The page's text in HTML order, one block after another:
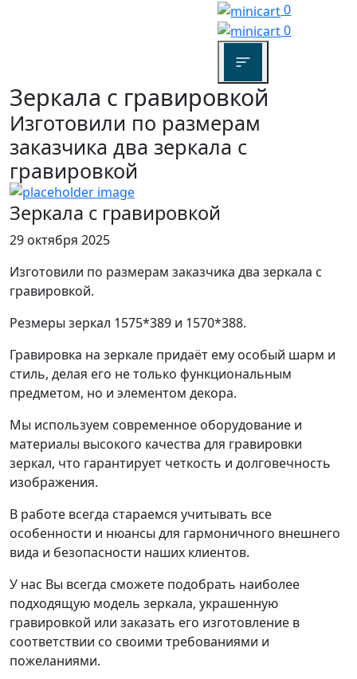
0
0
Зеркала с гравировкой
Изготовили по размерам
заказчика два зеркала с
гравировкой
Зеркала с гравировкой
29 октября 2025
Изготовили по размерам заказчика два зеркала с
гравировкой.
Резмеры зеркал 1575*389 и 1570*388.
Гравировка на зеркале придаёт ему особый шарм и
стиль, делая его не только функциональным
предметом, но и элементом декора.
Мы используем современное оборудование и
материалы высокого качества для гравировки
зеркал, что гарантирует четкость и долговечность
изображения.
В работе всегда стараемся учитывать все
особенности и нюансы для гармоничного внешнего
вида и безопасности наших клиентов.
У нас Вы всегда сможете подобрать наиболее
подходящую модель зеркала, украшенную
гравировкой или заказать его изготовление в
соответствии со своими требованиями и
пожеланиями.